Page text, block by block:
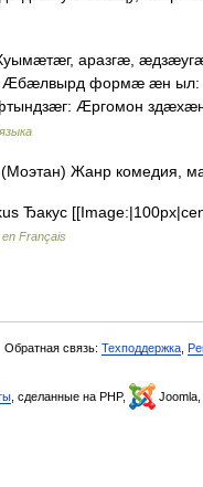
аразгæ,
Æбæлвырд формæ æн
Æргомон
Жанр комедия,
Ђакус
en Français
Обратная связь: Техподдержка
, сделанные на PHP, Joomla,